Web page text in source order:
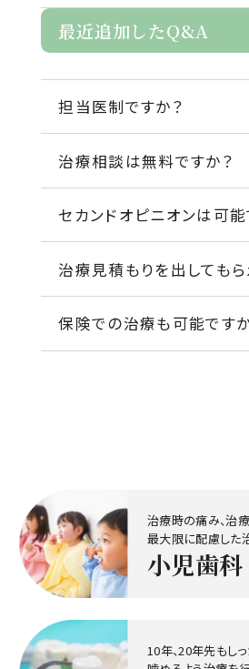
最近追加したQ&A
担当医制ですか？
治療相談は無料ですか？
セカンドオピニオンは可能
治療見積もりを出してもら
保険での治療も可能です
治療時の痛み、治
最大限に配慮した
小児歯科
10年、20年先もし